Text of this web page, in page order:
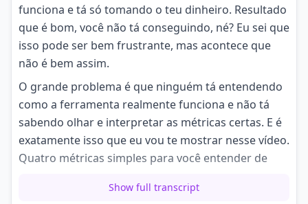
funciona e tá só tomando o teu dinheiro. Resultado
que é bom, você não tá conseguindo, né? Eu sei que
isso pode ser bem frustrante, mas acontece que
não é bem assim.
O grande problema é que ninguém tá entendendo
como a ferramenta realmente funciona e não tá
sabendo olhar e interpretar as métricas certas. E é
exatamente isso que eu vou te mostrar nesse vídeo.
Quatro métricas simples para você entender de
seus anúncios e como você vai melhorar os seus
Show full transcript